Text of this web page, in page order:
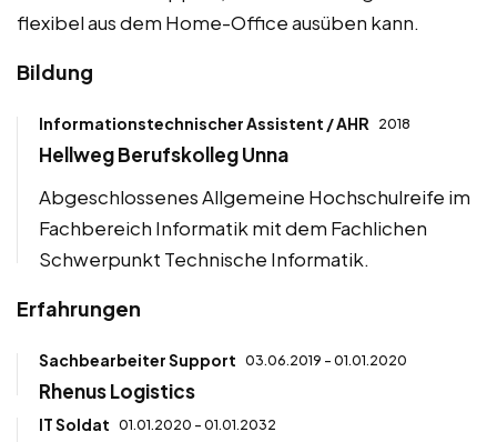
flexibel aus dem Home-Office ausüben kann.
Bildung
Informationstechnischer Assistent / AHR 2018
Hellweg Berufskolleg Unna
Abgeschlossenes Allgemeine Hochschulreife im
Fachbereich Informatik mit dem Fachlichen
Schwerpunkt Technische Informatik.
Erfahrungen
Sachbearbeiter Support 03.06.2019 - 01.01.2020
Rhenus Logistics
IT Soldat 01.01.2020 - 01.01.2032